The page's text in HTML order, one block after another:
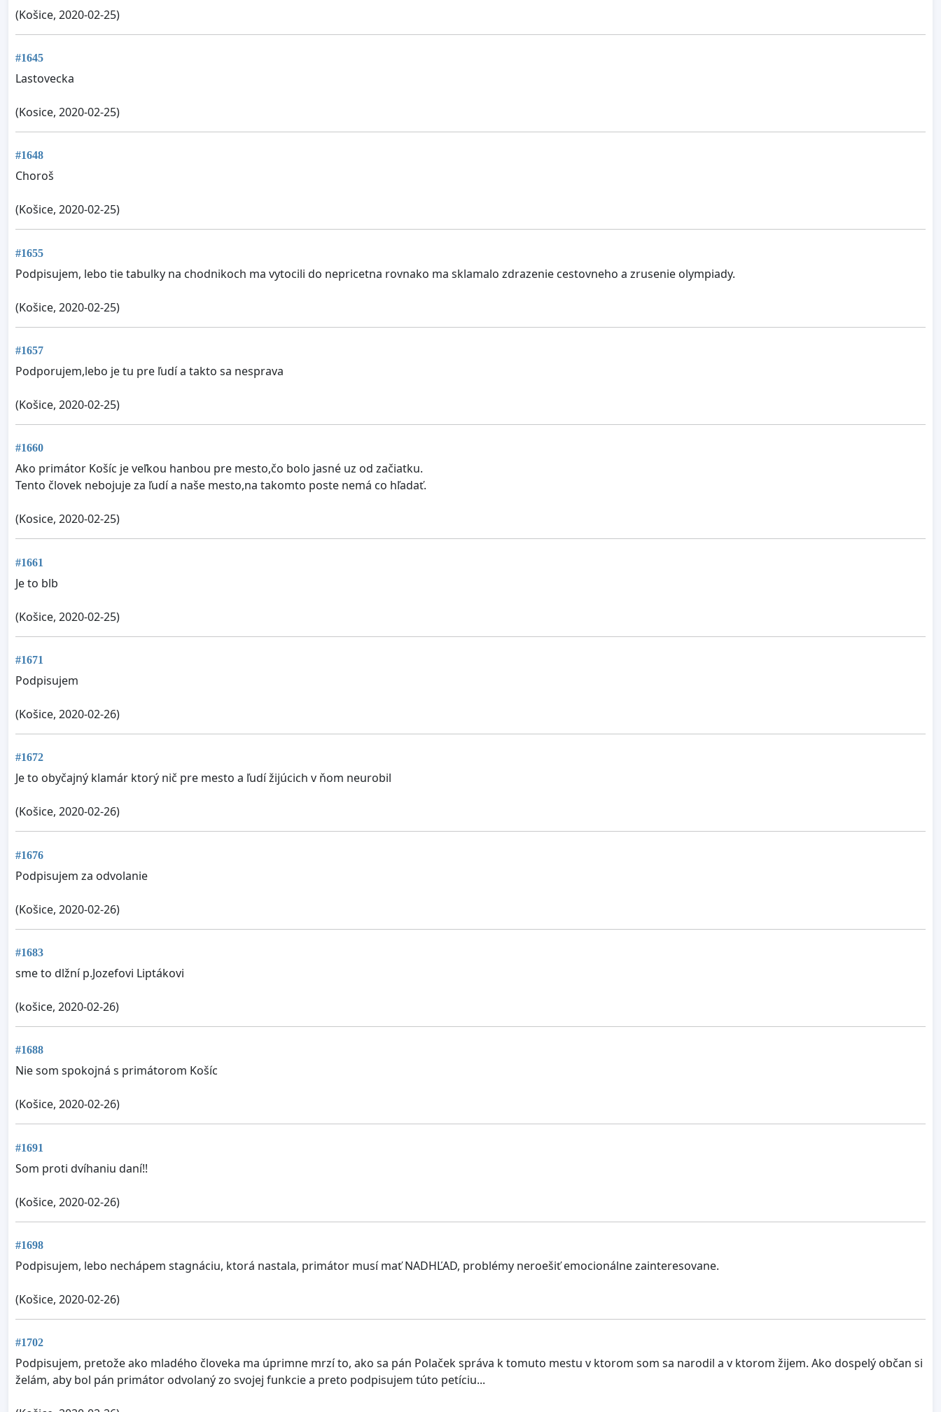
(Košice, 2020-02-25)
#1645
Lastovecka
(Kosice, 2020-02-25)
#1648
Choroš
(Košice, 2020-02-25)
#1655
Podpisujem, lebo tie tabulky na chodnikoch ma vytocili do nepricetna rovnako ma sklamalo zdrazenie cestovneho a zrusenie olympiady.
(Košice, 2020-02-25)
#1657
Podporujem,lebo je tu pre ľudí a takto sa nesprava
(Košice, 2020-02-25)
#1660
Ako primátor Košíc je veľkou hanbou pre mesto,čo bolo jasné uz od začiatku.
Tento človek nebojuje za ľudí a naše mesto,na takomto poste nemá co hľadať.
(Kosice, 2020-02-25)
#1661
Je to blb
(Košice, 2020-02-25)
#1671
Podpisujem
(Košice, 2020-02-26)
#1672
Je to obyčajný klamár ktorý nič pre mesto a ľudí žijúcich v ňom neurobil
(Košice, 2020-02-26)
#1676
Podpisujem za odvolanie
(Košice, 2020-02-26)
#1683
sme to dlžní p.Jozefovi Liptákovi
(košice, 2020-02-26)
#1688
Nie som spokojná s primátorom Košíc
(Košice, 2020-02-26)
#1691
Som proti dvíhaniu daní!!
(Košice, 2020-02-26)
#1698
Podpisujem, lebo nechápem stagnáciu, ktorá nastala, primátor musí mať NADHĽAD, problémy neroešiť emocionálne zainteresovane.
(Košice, 2020-02-26)
#1702
Podpisujem, pretože ako mladého človeka ma úprimne mrzí to, ako sa pán Polaček správa k tomuto mestu v ktorom som sa narodil a v ktorom žijem. Ako dospelý občan si
želám, aby bol pán primátor odvolaný zo svojej funkcie a preto podpisujem túto petíciu...